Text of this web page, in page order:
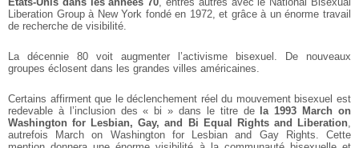
Liberation Group à New York fondé en 1972, et grâce à un énorme travail
de recherche de visibilité.
La décennie 80 voit augmenter l’activisme bisexuel. De nouveaux
groupes éclosent dans les grandes villes américaines.
Certains affirment que le déclenchement réel du mouvementbisexuel est
redevable à l’inclusion des « bi » dans le titre de
la 1993 March on
Washington for Lesbian, Gay, and Bi Equal Rights and Liberation
autrefois March on Washingtonfor Lesbian and Gay Rights. Cette